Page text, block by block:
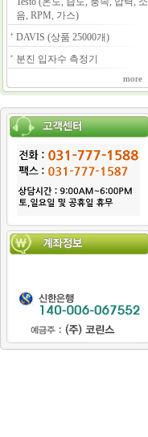
음, RPM, 가스)
DAVIS (상품 25000개)
분진 입자수 측정기
more